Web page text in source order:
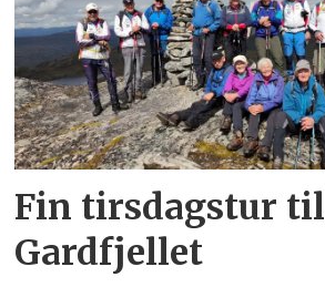
Fin tirsdagstur til
Gardfjellet